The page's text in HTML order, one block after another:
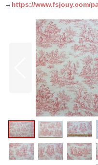
→ https://www.fsjouy.com/